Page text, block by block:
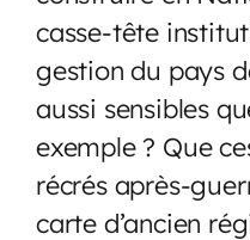
casse-tête
gestion du pays
aussi sensibles
exemple ? Que
récrés après-
carte d’ancien